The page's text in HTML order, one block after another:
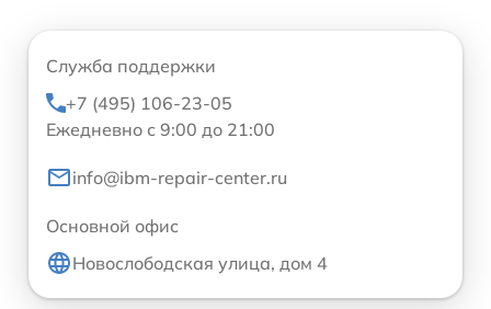
Служба поддержки
+7 (495) 106-23-05
Ежедневно с 9:00 до 21:00
info@ibm-repair-center.ru
Основной офис
Новослободская улица, дом 4